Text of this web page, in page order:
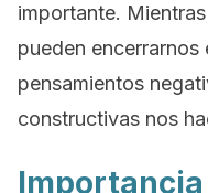
importante.
pueden encerrarnos
pensamientos
constructivas nos